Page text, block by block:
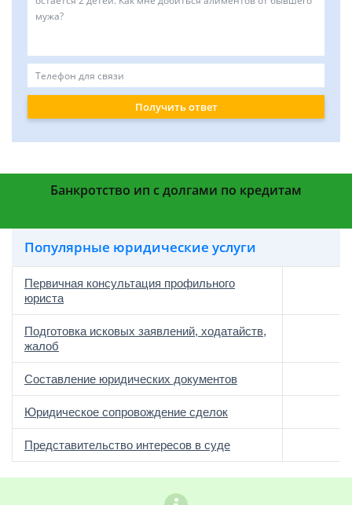
Получить ответ
Банкротство ип с долгами по кредитам
Популярные юридические услуги
Первичная консультация профильного
юриста
Подготовка исковых заявлений, ходатайств,
жалоб
Составление юридических документов
Юридическое сопровождение сделок
Представительство интересов в суде